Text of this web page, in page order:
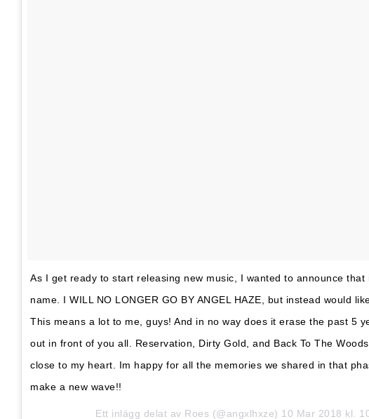
As I get ready to start releasing new music, I wanted to announce that
name. I WILL NO LONGER GO BY ANGEL HAZE, but instead would
This means a lot to me, guys! And in no way does it erase the past 5
out in front of you all. Reservation, Dirty Gold, and Back To The
close to my heart. Im happy for all the memories we shared in that
make a new wave!!
Ett inlägg delat av Roes (@angxlhxze) 10 Mar 2018 kl.